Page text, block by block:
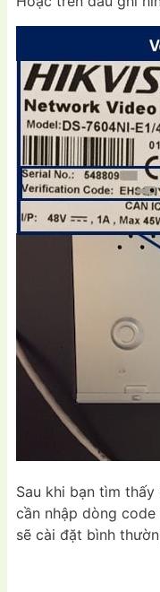
Sau khi bạn tìm
cần nhập dòng
sẽ cài đặt bình